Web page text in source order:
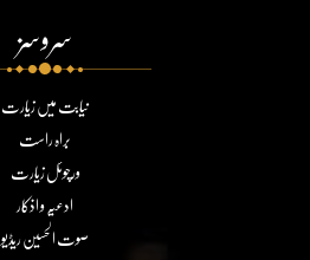
سروسز
نیابت میں زیارت
براہ راست
ورچوئل زیارت
ادعیہ و اذکار
صوت الحسین ریڈیو